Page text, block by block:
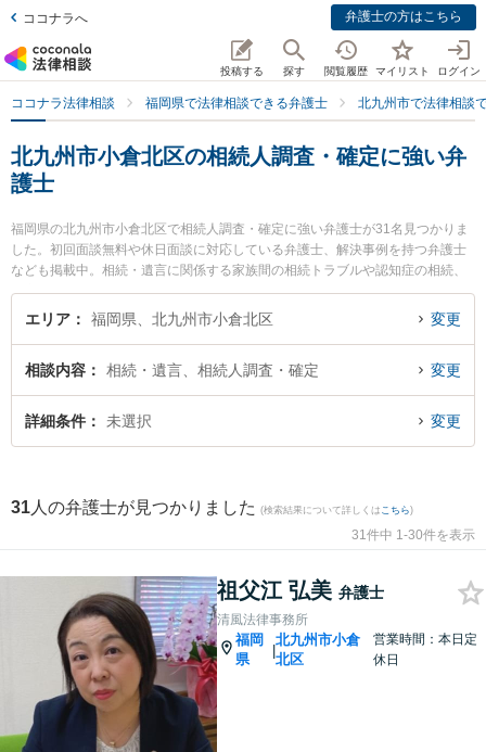
ココナラへ 弁護士の方はこちら
投稿する 探す 閲覧履歴 マイリスト ログイン
ココナラ法律相談 福岡県で法律相談できる弁護士 北九州市で法律相談
北九州市小倉北区の相続人調査・確定に強い弁
護士
福岡県の北九州市小倉北区で相続人調査・確定に強い弁護士が31名見つかりま
した。初回面談無料や休日面談に対応している弁護士、解決事例を持つ弁護士
なども掲載中。相続・遺言に関係する家族間の相続トラブルや認知症の相続、
遺産分割等の細かな分野での絞り込み検索もでき便利です。特に清風法律事務
所の祖父江 弘美弁護士や北九州第一法律事務所の池上 遊弁護士、ネクスパート
た相続人調査・確定のトラブルを今すぐに弁護士に相談したい』『相続人調
査・確定のトラブル解決の実績豊富な近くの弁護士を検索したい』『初回相談
無料で相続人調査・確定を法律相談できる北九州市小倉北区内の弁護士に相談
エリア 福岡県、北九州市小倉北区 変更
相談内容 相続・遺言、相続人調査・確定 変更
詳細条件 未選択 変更
31 人の弁護士が見つかりました (検索結果について詳しくは こちら)
31件中 1-30件を表示
祖父江 弘美 弁護士
清風法律事務所
福岡
県
|
北九州市小倉
北区
営業時間：本日定
休日